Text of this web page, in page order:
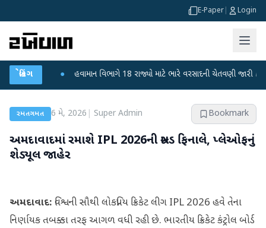
E-Paper Login
બ્રેકિંગ● હવામાન વિભાગે 18 રાજ્યો માટે ભારે વરસાદની ચેતવણી જારી કરી ●
રમતગમત 6 મે, 2026 Super Admin Bookmark
અમદાવાદમાં રમાશે IPL 2026ની ગ્રાન્ડ ફિનાલે, પ્લેઓફનું
શેડ્યૂલ જાહેર
અમદાવાદ: વિશ્વની સૌથી લોકપ્રિય ક્રિકેટ લીગ IPL 2026 હવે તેના
નિર્ણાયક તબક્કા તરફ આગળ વધી રહી છે. ભારતીય ક્રિકેટ કંટ્રોલ બોર્ડ